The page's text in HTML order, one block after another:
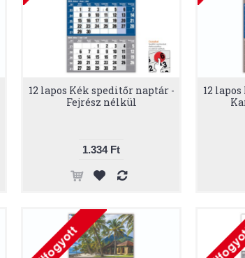
12 lapos Kék speditőr naptár -
Fejrész nélkül
1.334 Ft
12